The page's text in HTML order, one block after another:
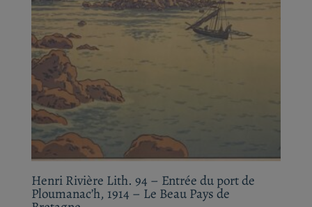
Henri Rivière Lith. 94 – Entrée du port de
Ploumanac’h, 1914 – Le Beau Pays de
Bretagne
1 400€TTC